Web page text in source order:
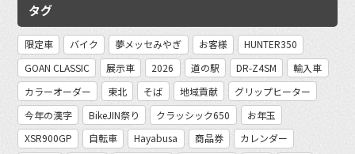
タグ
限定車 バイク 夢メッセみやぎ お客様
HUNTER350
GOAN CLASSIC
展示車 2026 道の駅 DR-Z4SM
輸入車
カラーオーダー
東北 そば 地域貢献
グリップヒーター
今年の漢字
BikeJIN祭り クラッシック650
お年玉
XSR900GP
自転車 Hayabusa 商品券
カレンダー